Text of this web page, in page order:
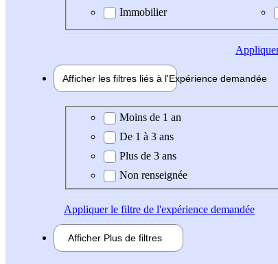
Immobilier
Afficher les filtres liés à l'Expérience demandée
Expérience demandée
Moins de 1 an
De 1 à 3 ans
Plus de 3 ans
Non renseignée
Appliquerle filtre de l'expérience demandée
Afficher Plus de filtres